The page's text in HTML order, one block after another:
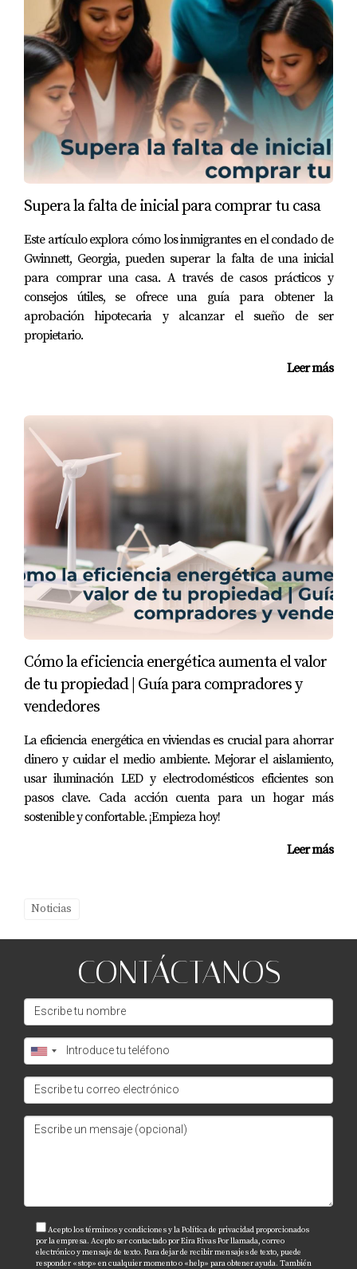
Supera la falta de inicial para comprar tu casa
Este artículo explora cómo los inmigrantes en el condado de
Gwinnett, Georgia, pueden superar la falta de una inicial
para comprar una casa. A través de casos prácticos y
consejos útiles, se ofrece una guía para obtener la
aprobación hipotecaria y alcanzar el sueño de ser
propietario.
Leer más
Cómo la eficiencia energética aumenta el valor
de tu propiedad | Guía para compradores y
vendedores
La eficiencia energética en viviendas es crucial para ahorrar
dinero y cuidar el medio ambiente. Mejorar el aislamiento,
usar iluminación LED y electrodomésticos eficientes son
pasos clave. Cada acción cuenta para un hogar más
sostenible y confortable. ¡Empieza hoy!
Leer más
Noticias
CONTÁCTANOS
Acepto los términos y condiciones y la Política de privacidad proporcionados
por la empresa. Acepto ser contactado por Eira Rivas Por llamada, correo
electrónico y mensaje de texto. Para dejar de recibir mensajes de texto, puede
responder «stop» en cualquier momento o «help» para obtener ayuda. También